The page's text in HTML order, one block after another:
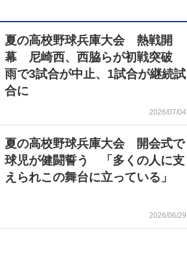
夏の高校野球兵庫大会 熱戦開
幕 尼崎西、西脇らが初戦突破
雨で3試合が中止、1試合が継続試
合に
2026/07/04
夏の高校野球兵庫大会 開会式で
球児が健闘誓う 「多くの人に支
えられこの舞台に立っている」
2026/06/29